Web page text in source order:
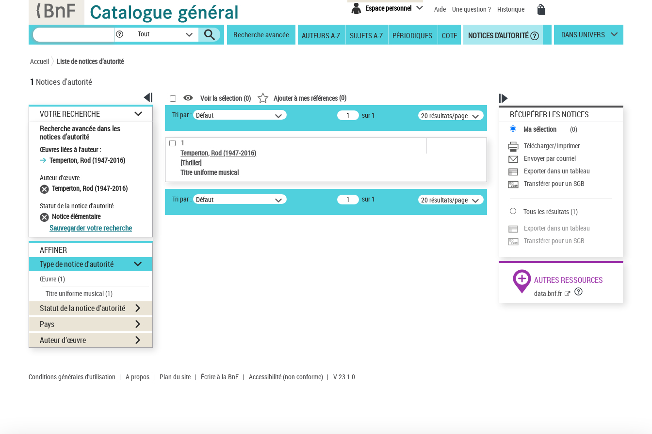
Espace personnel Aide Une question ? Historique
Tout Recherche avancée AUTEURS A-Z SUJETS A-Z PÉRIODIQUES COTE NOTICES D'AUTORITÉ DANS UNIVERS
Accueil Liste de notices d’autorité
1 Notices d'autorité
VOTRE RECHERCHE
Recherche avancée dans les
notices d’autorité
Œuvres liées à l'auteur :
Temperton, Rod (1947-2016)
Auteur d’œuvre
Temperton, Rod (1947-2016)
Statut de la notice d’autorité
Notice élémentaire
Sauvegarder votre recherche
AFFINER
Type de notice d'autorité
Œuvre(1)
Titre uniforme musical(1)
Statut de la notice d’autorité
Pays
Auteur d’œuvre
Voir la sélection (0) Ajouter à mes références(0)
Tri par : Défaut sur 1 20 résultats/page
1
Temperton, Rod (1947-2016)
[Thriller]
Titre uniforme musical
Tri par : Défaut sur 1 20 résultats/page
RÉCUPÉRER LES NOTICES
Ma sélection (0)
Télécharger/Imprimer
Envoyer par courriel
Exporter dans un tableau
Transférer pour un SGB
Tous les résultats(1)
Exporter dans un tableau
Transférer pour un SGB
AUTRES RESSOURCES
data.bnf.fr
Conditions générales d'utilisation | A propos | Plan du site | Écrire à la BnF | Accessibilité (non conforme) | V 23.1.0
Panneau de gestion des cookies